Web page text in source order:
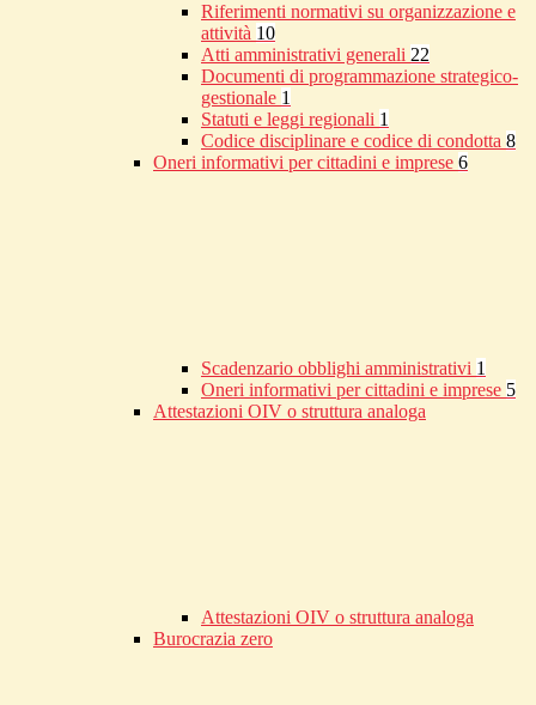
Riferimenti normativi su organizzazione e
attività 10
Atti amministrativi generali 22
Documenti di programmazione strategico-
gestionale 1
Statuti e leggi regionali 1
Codice disciplinare e codice di condotta 8
Oneri informativi per cittadini e imprese 6
Scadenzario obblighi amministrativi 1
Oneri informativi per cittadini e imprese 5
Attestazioni OIV o struttura analoga
Attestazioni OIV o struttura analoga
Burocrazia zero